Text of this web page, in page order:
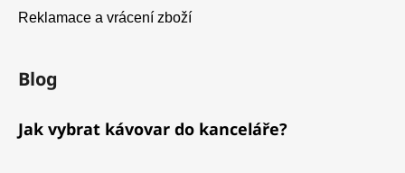
Reklamace a vrácení zboží
Blog
Jak vybrat kávovar do kanceláře?